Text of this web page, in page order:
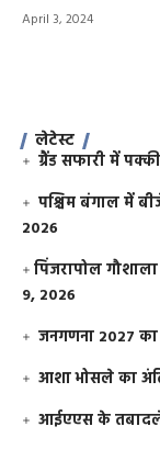
April 3, 2024
लेटेस्ट
ग्रैंड सफारी में
पश्चिम बंगाल में
2026
​पिंजरापोल
9, 2026
जनगणना 2027
आशा भोसले का
आईएएस के